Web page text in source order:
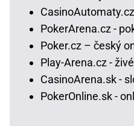
PokerArena.cz -
Poker.cz – český
Play-Arena.cz -
CasinoArena.sk -
PokerOnline.sk -